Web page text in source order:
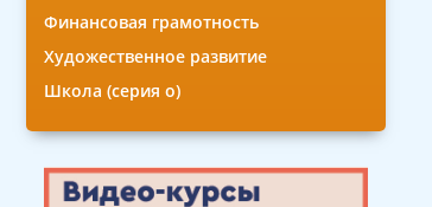
Финансовая грамотность
Художественное развитие
Школа (серия о)